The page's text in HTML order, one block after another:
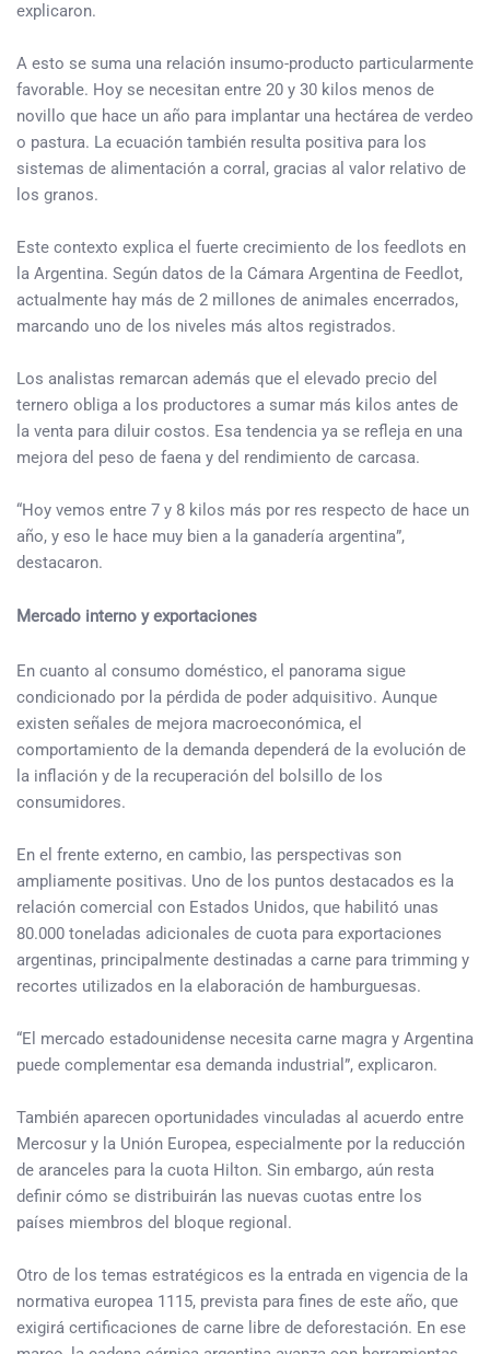
explicaron.
A esto se suma una relación insumo-producto particularmente
favorable. Hoy se necesitan entre 20 y 30 kilos menos de
novillo que hace un año para implantar una hectárea de verdeo
o pastura. La ecuación también resulta positiva para los
sistemas de alimentación a corral, gracias al valor relativo de
los granos.
Este contexto explica el fuerte crecimiento de los feedlots en
la Argentina. Según datos de la Cámara Argentina de Feedlot,
actualmente hay más de 2 millones de animales encerrados,
marcando uno de los niveles más altos registrados.
Los analistas remarcan además que el elevado precio del
ternero obliga a los productores a sumar más kilos antes de
la venta para diluir costos. Esa tendencia ya se refleja en una
mejora del peso de faena y del rendimiento de carcasa.
“Hoy vemos entre 7 y 8 kilos más por res respecto de hace un
año, y eso le hace muy bien a la ganadería argentina”,
destacaron.
Mercado interno y exportaciones
En cuanto al consumo doméstico, el panorama sigue
condicionado por la pérdida de poder adquisitivo. Aunque
existen señales de mejora macroeconómica, el
comportamiento de la demanda dependerá de la evolución de
la inflación y de la recuperación del bolsillo de los
consumidores.
En el frente externo, en cambio, las perspectivas son
ampliamente positivas. Uno de los puntos destacados es la
relación comercial con Estados Unidos, que habilitó unas
80.000 toneladas adicionales de cuota para exportaciones
argentinas, principalmente destinadas a carne para trimming y
recortes utilizados en la elaboración de hamburguesas.
“El mercado estadounidense necesita carne magra y Argentina
puede complementar esa demanda industrial”, explicaron.
También aparecen oportunidades vinculadas al acuerdo entre
Mercosur y la Unión Europea, especialmente por la reducción
de aranceles para la cuota Hilton. Sin embargo, aún resta
definir cómo se distribuirán las nuevas cuotas entre los
países miembros del bloque regional.
Otro de los temas estratégicos es la entrada en vigencia de la
normativa europea 1115, prevista para fines de este año, que
exigirá certificaciones de carne libre de deforestación. En ese